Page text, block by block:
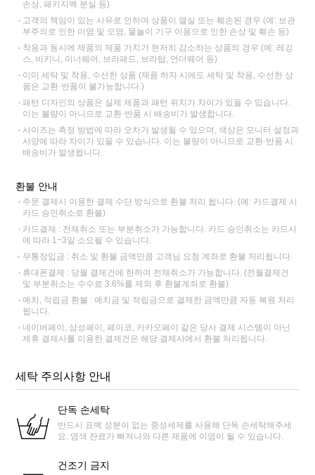
손상, 패키지백 분실 등)
고객의 책임이 있는 사유로 인하여 상품이 멸실 또는 훼손된 경우 (예: 보관
부주의로 인한 이염 및 오염, 물놀이 기구 이용으로 인한 손상 및 훼손 등)
착용과 동시에 제품의 제품 가치가 현저히 감소하는 상품의 경우 (예: 레깅
스, 비키니, 이너웨어, 브라패드, 브라탑, 언더웨어 등)
이미 세탁 및 착용, 수선한 상품 (제품 하자 시에도 세탁 및 착용, 수선한 상
품은 교환·반품이 불가능합니다.)
패턴 디자인의 상품은 실제 제품과 패턴 위치가 차이가 있을 수 있습니다.
이는 불량이 아니므로 교환·반품 시 배송비가 발생합니다.
사이즈는 측정 방법에 따라 오차가 발생될 수 있으며, 색상은 모니터 설정과
사양에 따라 차이가 있을 수 있습니다. 이는 불량이 아니므로 교환·반품 시
배송비가 발생됩니다.
환불 안내
주문 결제시 이용한 결제 수단 방식으로 환불 처리 됩니다. (예: 카드결제 시
카드 승인취소로 환불)
카드결제 : 전체취소 또는 부분취소가 가능합니다. 카드 승인취소는 카드사
에 따라 1~3일 소요될 수 있습니다.
무통장입금 : 취소 및 환불 금액만큼 고객님 요청 계좌로 환불 처리됩니다.
휴대폰결제 : 당월 결제건에 한하여 전체취소가 가능합니다. (전월결제건
및 부분취소는 수수료 3.6%를 제외 후 환불계좌로 환불)
예치, 적립금 환불 : 예치금 및 적립금으로 결제한 금액만큼 자동 복원 처리
됩니다.
네이버페이, 삼성페이, 페이코, 카카오페이 같은 당사 결제 시스템이 아닌
제휴 결제사를 이용한 결제건은 해당 결제사에서 환불 처리됩니다.
세탁 주의사항 안내
단독 손세탁
반드시 표백 성분이 없는 중성세제를 사용해 단독 손세탁해주세
요. 염색 잔료가 빠져나와 다른 제품에 이염이 될 수 있습니다.
건조기 금지